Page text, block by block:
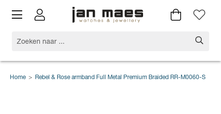
Home > Rebel & Rose armband Full Metal Premium Braided RR-M0060-S